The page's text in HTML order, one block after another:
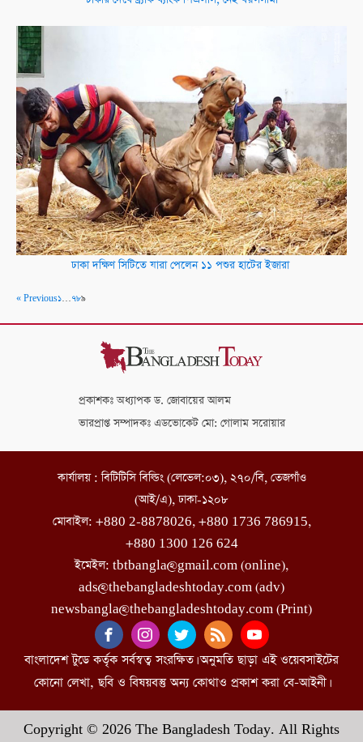
ঢাকা দক্ষিণ সিটিতে যারা পেলেন ১১ পশুর হাটের ইজারা
« Previous১…৭৮৯
প্রকাশকঃ অধ্যাপক ড. জোবায়ের আলম
ভারপ্রাপ্ত সম্পাদকঃ এডভোকেট মো: গোলাম সরোয়ার
কার্যালয় : বিটিটিসি বিল্ডিং (লেভেল:০৩), ২৭০/বি, তেজগাঁও
(আই/এ), ঢাকা-১২০৮
মোবাইল: +880 2-8878026, +880 1736 786915,
+880 1300 126 624
ইমেইল: tbtbangla@gmail.com (online),
ads@thebangladeshtoday.com (adv)
newsbangla@thebangladeshtoday.com (Print)
বাংলাদেশ টুডে কর্তৃক সর্বস্বত্ব সংরক্ষিত। অনুমতি ছাড়া এই ওয়েবসাইটের
কোনো লেখা, ছবি ও বিষয়বস্তু অন্য কোথাও প্রকাশ করা বে-আইনী।
Copyright © 2026 The Bangladesh Today. All Rights